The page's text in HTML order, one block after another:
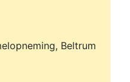
Beltrum